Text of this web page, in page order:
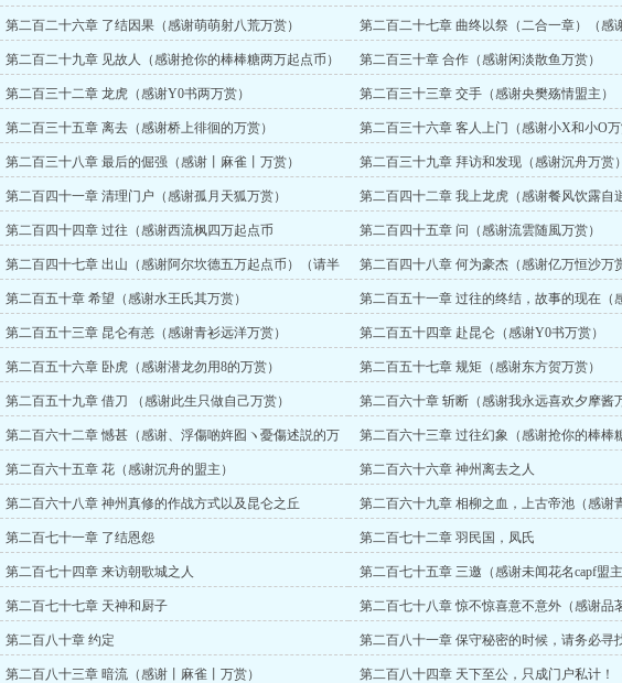
第二百二十六章 了结因果（感谢萌萌射八荒万赏）
第二百二十七章 曲终以祭（二合一章）（感
赏）
第二百二十九章 见故人（感谢抢你的棒棒糖两万起点币） 第二百三十章 合作（感谢闲淡散鱼万赏）
第二百三十二章 龙虎（感谢Y0书两万赏） 第二百三十三章 交手（感谢央樊殇情盟主）
第二百三十五章 离去（感谢桥上徘徊的万赏） 第二百三十六章 客人上门（感谢小X和小O万
第二百三十八章 最后的倔强（感谢丨麻雀丨万赏） 第二百三十九章 拜访和发现（感谢沉舟万赏）
第二百四十一章 清理门户（感谢孤月天狐万赏） 第二百四十二章 我上龙虎（感谢餐风饮露自
第二百四十四章 过往（感谢西流枫四万起点币 第二百四十五章 问（感谢流雲随風万赏）
第二百四十七章 出山（感谢阿尔坎德五万起点币）（请半
天假打磨）
第二百四十八章 何为豪杰（感谢亿万恒沙万
第二百五十章 希望（感谢水王氏其万赏）
第二百五十一章 过往的终结，故事的现在（
盟主）
第二百五十三章 昆仑有恙（感谢青衫远洋万赏） 第二百五十四章 赴昆仑（感谢Y0书万赏）
第二百五十六章 卧虎（感谢潜龙勿用8的万赏） 第二百五十七章 规矩（感谢东方贺万赏）
第二百五十九章 借刀 （感谢此生只做自己万赏） 第二百六十章 斩断（感谢我永远喜欢夕摩酱
第二百六十二章 憾甚（感谢、浮傷啲姩囮ヽ憂傷述説的万
赏）
第二百六十三章 过往幻象（感谢抢你的棒棒
第二百六十五章 花（感谢沉舟的盟主） 第二百六十六章 神州离去之人
第二百六十八章 神州真修的作战方式以及昆仑之丘
第二百六十九章 相柳之血，上古帝池（感谢
赏）
第二百七十一章 了结恩怨 第二百七十二章 羽民国，凤氏
第二百七十四章 来访朝歌城之人 第二百七十五章 三邀（感谢未闻花名capf盟主
第二百七十七章 天神和厨子 第二百七十八章 惊不惊喜意不意外（感谢品
第二百八十章 约定
第二百八十一章 保守秘密的时候，请务必寻
且智商高超的人
第二百八十三章 暗流（感谢丨麻雀丨万赏） 第二百八十四章 天下至公，只成门户私计！